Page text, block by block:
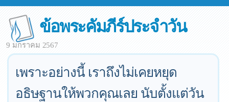
ข้อพระคัมภีร์ประจำวัน
9 มกราคม 2567
เพราะอย่างนี้ เราถึงไม่เคยหยุด
อธิษฐานให้พวกคุณเลย นับตั้งแต่วัน